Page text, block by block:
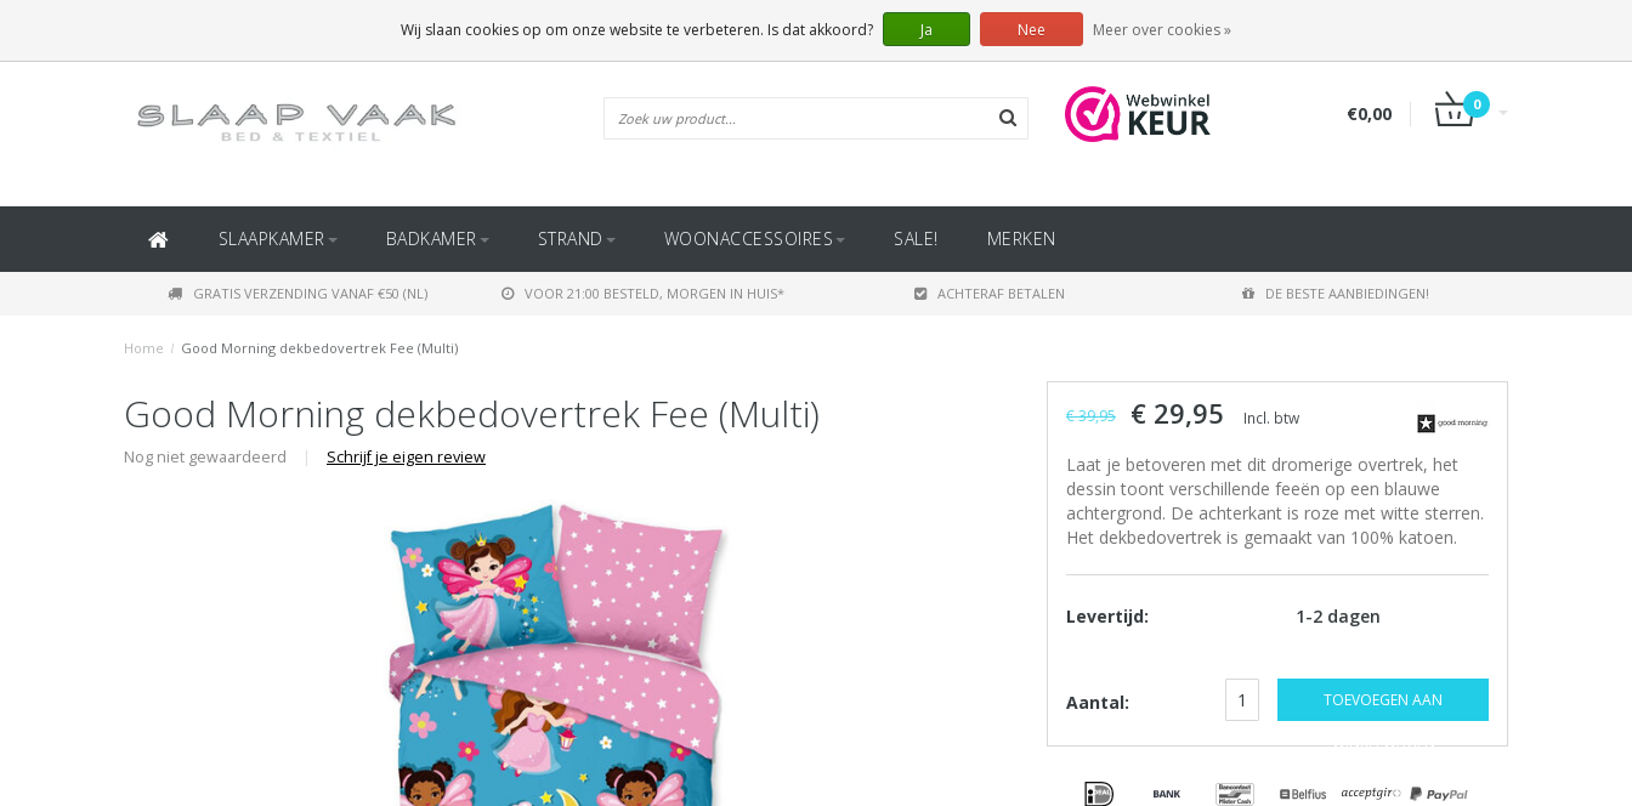
(BINNEN BELGIË)
€0,00 0
SLAAPKAMER BADKAMER STRAND WOONACCESSOIRES SALE! MERKEN
GRATIS VERZENDING VANAF €50 (NL) VOOR 21:00 BESTELD, MORGEN IN HUIS* ACHTERAF BETALEN DE BESTE AANBIEDINGEN!
Home / Good Morning dekbedovertrek Fee (Multi)
Good Morning dekbedovertrek Fee (Multi)
Nog niet gewaardeerd | Schrijf je eigen review
€ 39,95 € 29,95 Incl. btw
Laat je betoveren met dit dromerige overtrek, het
dessin toont verschillende feeën op een blauwe
achtergrond. De achterkant is roze met witte sterren.
Het dekbedovertrek is gemaakt van 100% katoen.
Levertijd: 1-2 dagen
Aantal: TOEVOEGEN AAN
WINKELWAGEN
Wij slaan cookies op om onze website te verbeteren. Is dat akkoord? Ja Nee Meer over cookies »